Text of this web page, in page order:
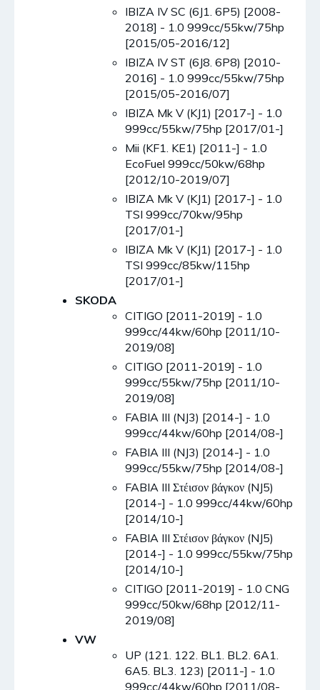
IBIZA IV SC (6J1. 6P5) [2008-
2018] - 1.0 999cc/55kw/75hp
[2015/05-2016/12]
IBIZA IV ST (6J8. 6P8) [2010-
2016] - 1.0 999cc/55kw/75hp
[2015/05-2016/07]
IBIZA Mk V (KJ1) [2017-] - 1.0
999cc/55kw/75hp [2017/01-]
Mii (KF1. KE1) [2011-] - 1.0
EcoFuel 999cc/50kw/68hp
[2012/10-2019/07]
IBIZA Mk V (KJ1) [2017-] - 1.0
TSI 999cc/70kw/95hp
[2017/01-]
IBIZA Mk V (KJ1) [2017-] - 1.0
TSI 999cc/85kw/115hp
[2017/01-]
SKODA
CITIGO [2011-2019] - 1.0
999cc/44kw/60hp [2011/10-
2019/08]
CITIGO [2011-2019] - 1.0
999cc/55kw/75hp [2011/10-
2019/08]
FABIA III (NJ3) [2014-] - 1.0
999cc/44kw/60hp [2014/08-]
FABIA III (NJ3) [2014-] - 1.0
999cc/55kw/75hp [2014/08-]
FABIA III Στέισον βάγκον (NJ5)
[2014-] - 1.0 999cc/44kw/60hp
[2014/10-]
FABIA III Στέισον βάγκον (NJ5)
[2014-] - 1.0 999cc/55kw/75hp
[2014/10-]
CITIGO [2011-2019] - 1.0 CNG
999cc/50kw/68hp [2012/11-
2019/08]
VW
UP (121. 122. BL1. BL2. 6A1.
6A5. BL3. 123) [2011-] - 1.0
999cc/44kw/60hp [2011/08-